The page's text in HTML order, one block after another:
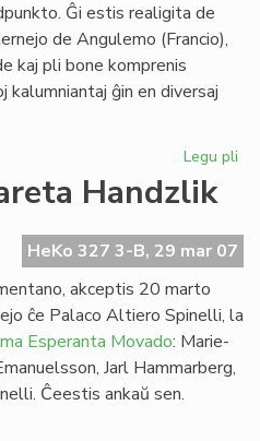
Ĝi estis realigita de
de Angulemo (Francio),
kaj pli bone komprenis
kalumniantaj ĝin en diversaj
Legu pli
Handzlik
HeKo 327 3-B, 29 mar 07
akceptis 20 marto
ĉe Palaco Altiero Spinelli, la
Esperanta Movado: Marie-
Jarl Hammarberg,
Ĉeestis ankaŭ sen.